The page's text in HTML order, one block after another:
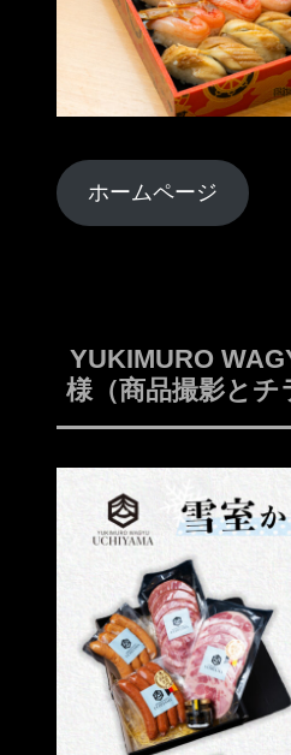
ホームページ
YUKIMURO
様（商品撮影とチ